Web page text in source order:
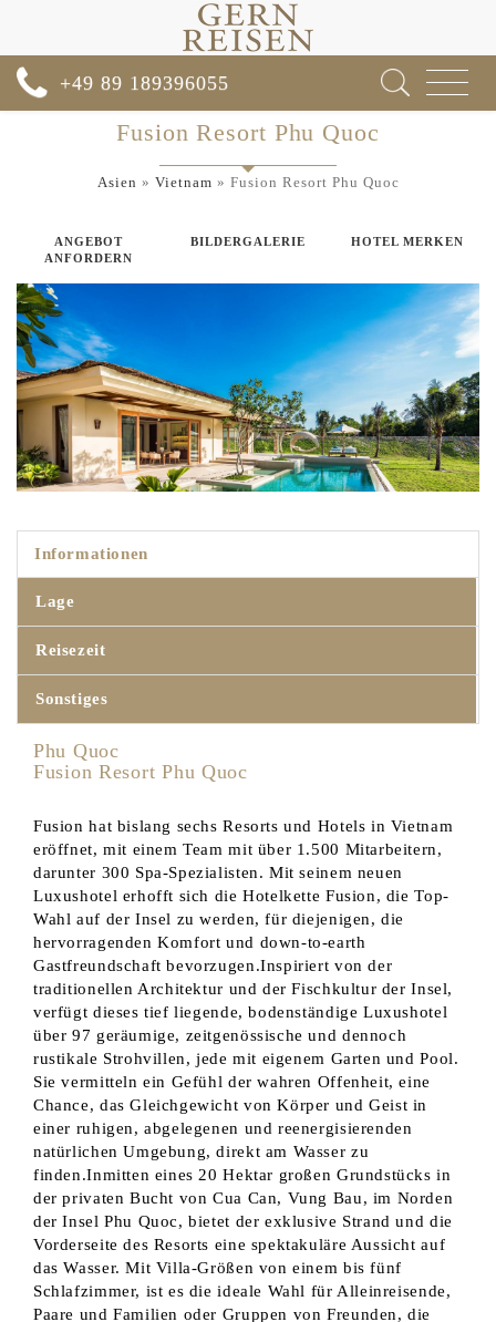
Toggle
+49 89 189396055
Fusion Resort Phu Quoc
Asien » Vietnam » Fusion Resort Phu Quoc
ANGEBOT
ANFORDERN
BILDERGALERIE HOTEL MERKEN
Informationen
Lage
Reisezeit
Sonstiges
Phu Quoc
Fusion Resort Phu Quoc
Fusion hat bislang sechs Resorts und Hotels in Vietnam
eröffnet, mit einem Team mit über 1.500 Mitarbeitern,
darunter 300 Spa-Spezialisten. Mit seinem neuen
Luxushotel erhofft sich die Hotelkette Fusion, die Top-
Wahl auf der Insel zu werden, für diejenigen, die
hervorragenden Komfort und down-to-earth
Gastfreundschaft bevorzugen.Inspiriert von der
traditionellen Architektur und der Fischkultur der Insel,
verfügt dieses tief liegende, bodenständige Luxushotel
über 97 geräumige, zeitgenössische und dennoch
rustikale Strohvillen, jede mit eigenem Garten und Pool.
Sie vermitteln ein Gefühl der wahren Offenheit, eine
Chance, das Gleichgewicht von Körper und Geist in
einer ruhigen, abgelegenen und reenergisierenden
natürlichen Umgebung, direkt am Wasser zu
finden.Inmitten eines 20 Hektar großen Grundstücks in
der privaten Bucht von Cua Can, Vung Bau, im Norden
der Insel Phu Quoc, bietet der exklusive Strand und die
Vorderseite des Resorts eine spektakuläre Aussicht auf
das Wasser. Mit Villa-Größen von einem bis fünf
Schlafzimmer, ist es die ideale Wahl für Alleinreisende,
Paare und Familien oder Gruppen von Freunden, die